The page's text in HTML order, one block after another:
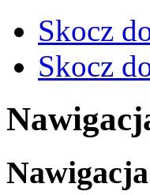
Skocz
Skocz
Nawigacja